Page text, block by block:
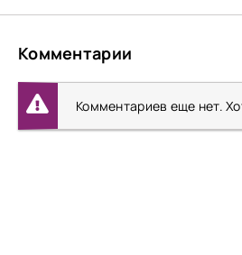
Комментарии
Комментариев еще нет.